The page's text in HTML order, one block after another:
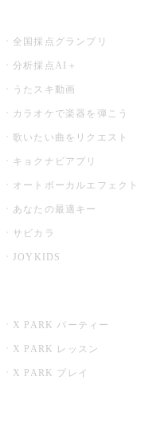
全国採点グランプリ
分析採点AI＋
うたスキ動画
カラオケで楽器を弾こう
歌いたい曲をリクエスト
キョクナビアプリ
オートボーカルエフェクト
あなたの最適キー
サビカラ
JOYKIDS
X PARK パーティー
X PARK レッスン
X PARK プレイ